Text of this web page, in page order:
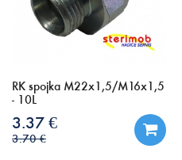
RK spojka M22x1,5/M16x1,5
- 10L
3.37 €
3.70 €